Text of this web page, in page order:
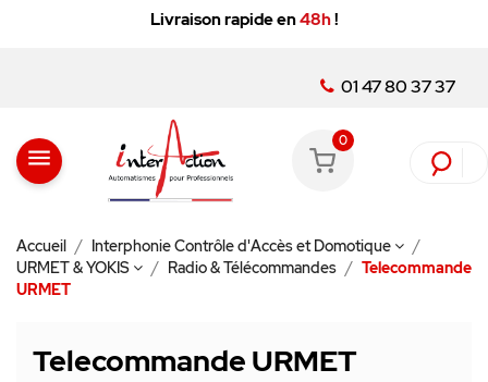
Livraison rapide en48h!
01 47 80 37 37
menu
0
Accueil
Interphonie Contrôle d'Accès et Domotique
URMET & YOKIS
Radio & Télécommandes
Telecommande
URMET
Telecommande URMET